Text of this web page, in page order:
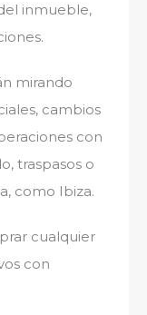
inmueble,
mirando
cambios
con
traspasos o
como Ibiza.
cualquier
con